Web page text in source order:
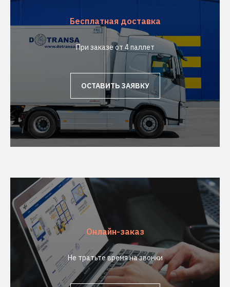
Бесплатная доставка
При заказе от 4 паллет
ОСТАВИТЬ ЗАЯВКУ
Онлайн-заказ
Не тратьте время на звонки